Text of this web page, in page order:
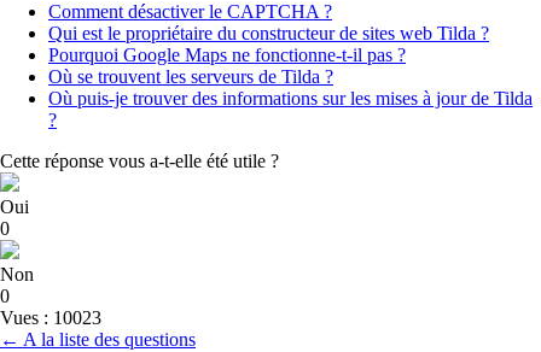
Comment désactiver le CAPTCHA ?
Qui est le propriétaire du constructeur de sites web Tilda ?
Pourquoi Google Maps ne fonctionne-t-il pas ?
Où se trouvent les serveurs de Tilda ?
Où puis-je trouver des informations sur les mises à jour de Tilda
?
Cette réponse vous a-t-elle été utile ?
Oui
0
Non
0
Vues : 10023
← A la liste des questions